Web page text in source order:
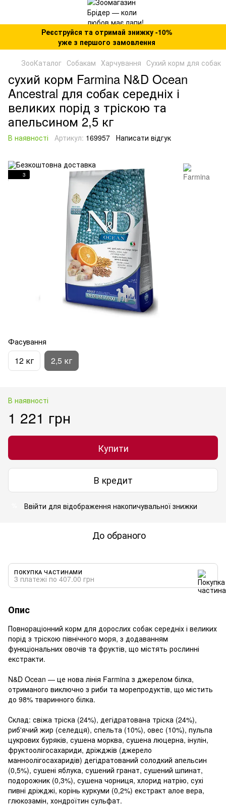
Реєструйся та отримай знижку -10%
уже з першого замовлення
ЗооКаталог Собакам Харчування Сухий корм для собак
сухий корм Farmina N&D Ocean
Ancestral для собак середніх і
великих порід з тріскою та
апельсином 2,5 кг
В наявності Артикул: 169957 Написати відгук
3
Фасування
12 кг 2,5 кг
В наявності
1 221 грн
Купити
В кредит
Ввійти для відображення накопичувальної знижки
До обраного
ПОКУПКА ЧАСТИНАМИ
3 платежі по 407.00 грн
Опис
Повнораціонний корм для дорослих собак середніх і великих
порід з тріскою північного моря, з додаванням
функціональних овочів та фруктів, що містять рослинні
екстракти.
N&D Ocean — це нова лінія Farmina з джерелом білка,
отриманого виключно з риби та морепродуктів, що містить
до 98% тваринного білка.
Склад: свіжа тріска (24%), дегідратована тріска (24%),
риб'ячий жир (селедця), спельта (10%), овес (10%), пульпа
цукрових буряків, сушена морква, сушена люцерна, інулін,
фруктоолігосахариди, дріжджів (джерело
манноолігосахаридів) дегідратований солодкий апельсин
(0,5%), сушені яблука, сушений гранат, сушений шпинат,
подорожник (0,3%), сушена чорниця, хлорид натрію, сухі
пивні дріжджі, корінь куркуми (0,2%) екстракт алое вера,
глюкозамін, хондроїтин сульфат.